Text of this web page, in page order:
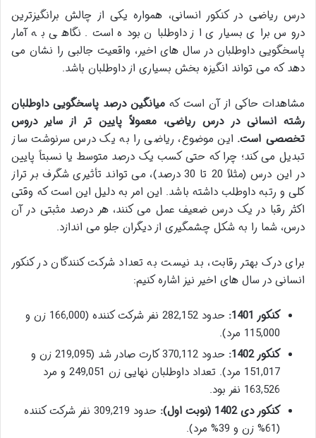
درس ریاضی در کنکور انسانی، همواره یکی از چالش برانگیزترین
دروس برای بسیاری از داوطلبان بوده است. نگاهی به آمار
پاسخگویی داوطلبان در سال های اخیر، واقعیت جالبی را نشان می
دهد که می تواند انگیزه بخش بسیاری از داوطلبان باشد.
مشاهدات حاکی از آن است که میانگین درصد پاسخگویی داوطلبان
رشته انسانی در درس ریاضی، معمولاً پایین تر از سایر دروس
تخصصی است. این موضوع، ریاضی را به یک درس سرنوشت ساز
تبدیل می کند؛ چرا که حتی کسب یک درصد متوسط یا نسبتاً پایین
در این درس (مثلاً 20 تا 30 درصد)، می تواند تأثیری شگرف بر تراز
کلی و رتبه داوطلب داشته باشد. این امر به دلیل این است که وقتی
اکثر رقبا در یک درس ضعیف عمل می کنند، هر درصد مثبتی در آن
درس، شما را به شکل چشمگیری از دیگران جلو می اندازد.
برای درک بهتر رقابت، بد نیست به تعداد شرکت کنندگان در کنکور
انسانی در سال های اخیر نیز اشاره کنیم:
کنکور 1401:
حدود 282,152 نفر شرکت کننده (166,000 زن و
115,000 مرد).
کنکور 1402:
حدود 370,112 کارت صادر شد (219,095 زن و
151,017 مرد). تعداد داوطلبان نهایی زن 249,051 و مرد
163,526 نفر بود.
کنکور دی 1402 (نوبت اول):
حدود 309,219 نفر شرکت کننده
(61% زن و 39% مرد).